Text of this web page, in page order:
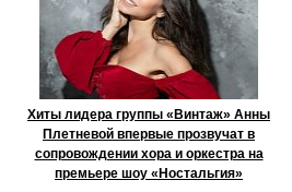
Хиты лидера группы «Винтаж» Анны
Плетневой впервые прозвучат в
сопровождении хора и оркестра на
премьере шоу «Ностальгия»